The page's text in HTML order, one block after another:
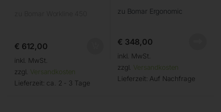
€ 612,00
inkl. MwSt.
zzgl. Versandkosten
Lieferzeit: ca. 2 - 3 Tage
zu Bomar Ergonomic
€ 348,00
inkl. MwSt.
zzgl. Versandkosten
Lieferzeit: Auf Nachfrage